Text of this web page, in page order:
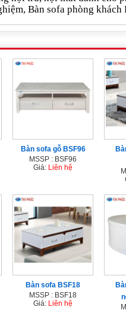
Bàn sofa phòng khách
Bàn sofa gỗ BSF96
MSSP : BSF96
Giá: Liên hệ
Bàn sofa BSF18
MSSP : BSF18
Giá: Liên hệ